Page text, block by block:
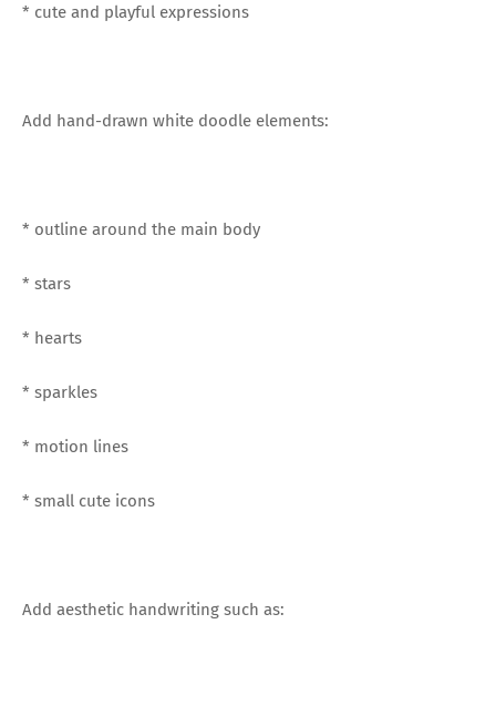
* cute and playful expressions
Add hand-drawn white doodle elements:
* outline around the main body
* stars
* hearts
* sparkles
* motion lines
* small cute icons
Add aesthetic handwriting such as: